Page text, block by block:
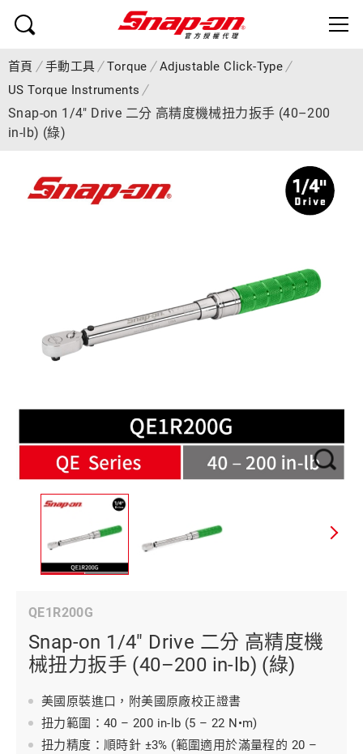
首頁 手動工具 Torque
Adjustable Click-Type
US Torque Instruments
Snap-on 1/4" Drive 二分 高精度機械扭力扳手 (40–200
in-lb) (綠)
QE1R200G
Snap-on 1/4" Drive 二分 高精度機
械扭力扳手 (40–200 in-lb) (綠)
美國原裝進口，附美國原廠校正證書
扭力範圍：40 – 200 in-lb (5 – 22 N•m)
扭力精度：順時針 ±3% (範圍適用於滿量程的 20 –